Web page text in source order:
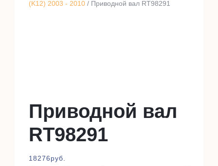
(K12) 2003 - 2010 / Приводной вал RT98291
Приводной вал
RT98291
18276руб.